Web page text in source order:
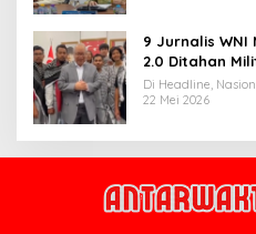
9 Jurnalis WNI
2.0 Ditahan
dan Dievakuasi
Di Headline,
22 Mei 2026